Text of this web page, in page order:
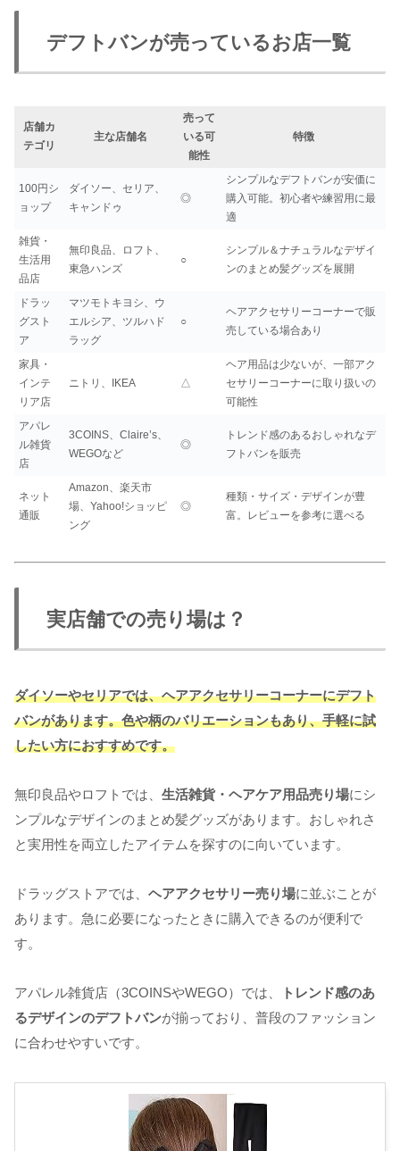
デフトバンが売っているお店一覧
店舗カ
テゴリ
主な店舗名
売って
いる可
能性
特徴
100円シ
ョップ
ダイソー、セリア、
キャンドゥ
◎
シンプルなデフトバンが安価に
購入可能。初心者や練習用に最
適
雑貨・
生活用
品店
無印良品、ロフト、
東急ハンズ
○
シンプル＆ナチュラルなデザイ
ンのまとめ髪グッズを展開
ドラッ
グスト
ア
マツモトキヨシ、ウ
エルシア、ツルハド
ラッグ
○
ヘアアクセサリーコーナーで販
売している場合あり
家具・
インテ
リア店
ニトリ、IKEA △
ヘア用品は少ないが、一部アク
セサリーコーナーに取り扱いの
可能性
アパレ
ル雑貨
店
3COINS、Claire’s、
WEGOなど
◎
トレンド感のあるおしゃれなデ
フトバンを販売
ネット
通販
Amazon、楽天市
場、Yahoo!ショッピ
ング
◎
種類・サイズ・デザインが豊
富。レビューを参考に選べる
実店舗での売り場は？
ダイソーやセリアでは、ヘアアクセサリーコーナーにデフト
バンがあります。色や柄のバリエーションもあり、手軽に試
したい方におすすめです。
無印良品やロフトでは、 生活雑貨・ヘアケア用品売り場にシ
ンプルなデザインのまとめ髪グッズがあります。おしゃれさ
と実用性を両立したアイテムを探すのに向いています。
ドラッグストアでは、 ヘアアクセサリー売り場に並ぶことが
あります。急に必要になったときに購入できるのが便利で
す。
アパレル雑貨店（3COINSやWEGO）では、
トレンド感のあ
るデザインのデフトバンが揃っており、普段のファッション
に合わせやすいです。